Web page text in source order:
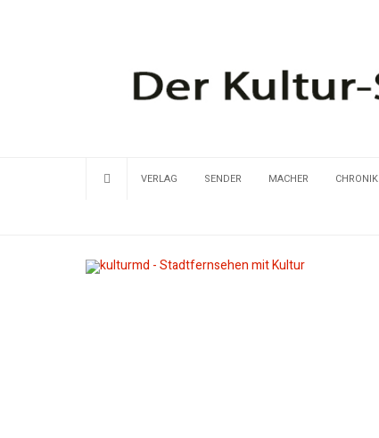
VERLAG SENDER MACHER CHRONIK